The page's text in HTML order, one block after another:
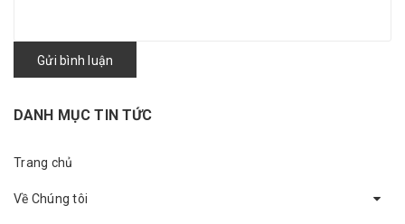
Gửi bình luận
DANH MỤC TIN TỨC
Trang chủ
Về Chúng tôi